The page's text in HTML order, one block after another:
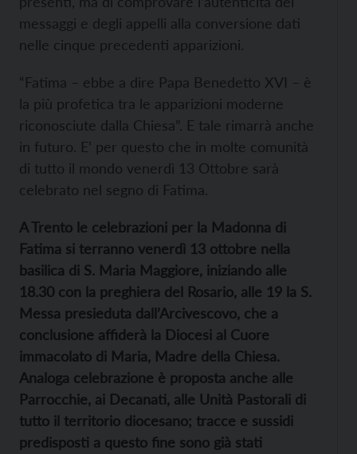
messaggi e degli appelli alla conversione dati
nelle cinque precedenti apparizioni.
“Fatima – ebbe a dire Papa Benedetto XVI – è
la più profetica tra le apparizioni moderne
riconosciute dalla Chiesa”. E tale rimarrà anche
in futuro. E’ per questo che in molte comunità
di tutto il mondo venerdì 13 Ottobre sarà
celebrato nel segno di Fatima.
A Trento le celebrazioni per la Madonna di
Fatima si terranno venerdì 13 ottobre nella
basilica di S. Maria Maggiore, iniziando alle
18.30 con la preghiera del Rosario, alle 19 la S.
Messa presieduta dall’Arcivescovo, che a
conclusione affiderà la Diocesi al Cuore
immacolato di Maria, Madre della Chiesa.
Analoga celebrazione è proposta anche alle
Parrocchie, ai Decanati, alle Unità Pastorali di
tutto il territorio diocesano; tracce e sussidi
predisposti a questo fine sono già stati